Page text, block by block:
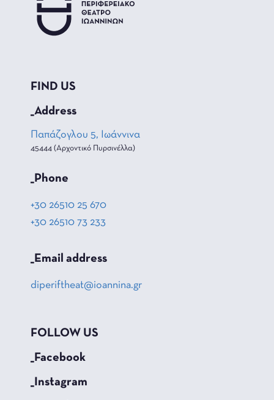
FIND US
_Address
Παπάζογλου 5, Ιωάννινα
45444 (Αρχοντικό Πυρσινέλλα)
_Phone
+30 26510 25 670
+30 26510 73 233
_Email address
diperiftheat@ioannina.gr
FOLLOW US
_Facebook
_Instagram